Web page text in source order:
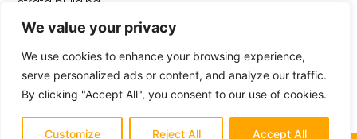
We value your privacy
We use cookies to enhance your browsing experience,
serve personalized ads or content, and analyze our traffic.
By clicking "Accept All", you consent to our use of cookies.
Customize Reject All Accept All
maintenance and
construction site
cleanup.